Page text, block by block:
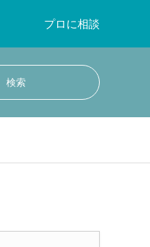
プロに相談